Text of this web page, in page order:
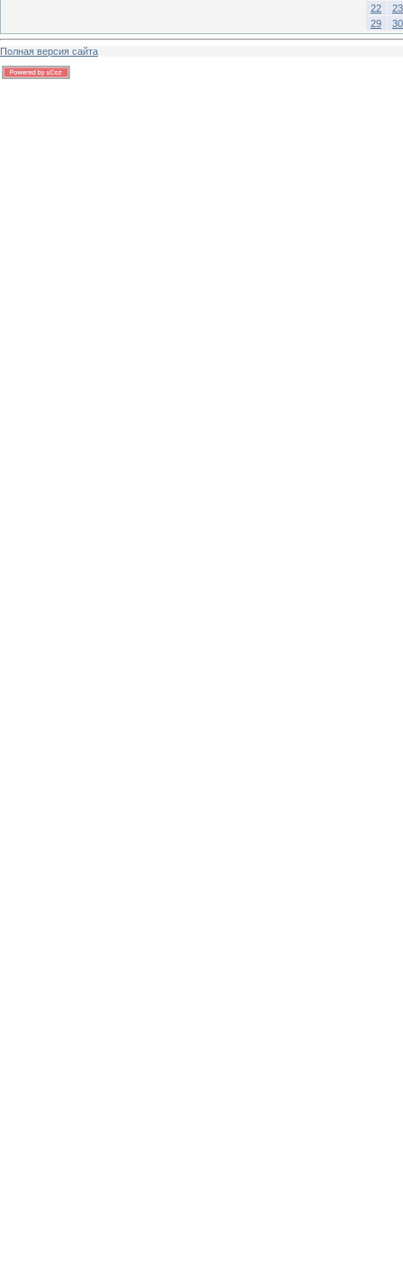
22
23
29
30
Полная версия сайта